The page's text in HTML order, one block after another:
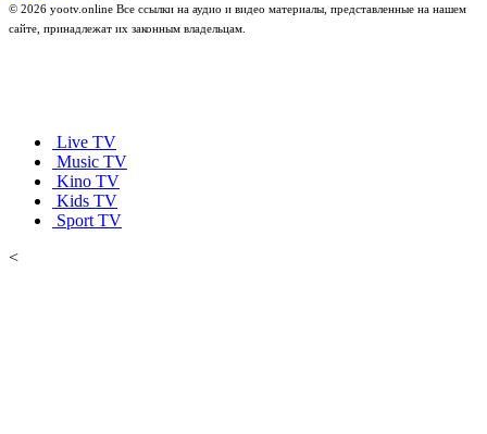
© 2026 yootv.online Все ссылки на аудио и видео материалы, представленные на нашем
сайте, принадлежат их законным владельцам.
Live TV
Music TV
Kino TV
Kids TV
Sport TV
<